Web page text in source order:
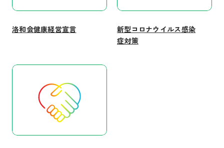
洛和会健康経営宣言
新型コロナウイルス感染
症対策